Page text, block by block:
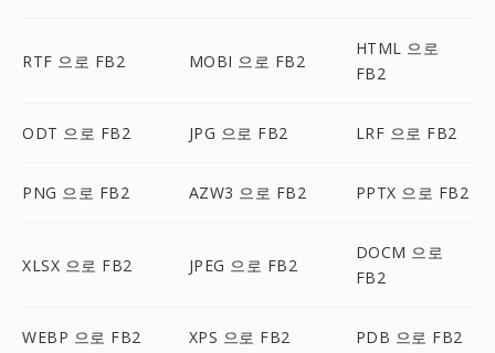
RTF 으로 FB2 MOBI 으로 FB2
HTML 으로
FB2
ODT 으로 FB2 JPG 으로 FB2 LRF 으로 FB2
PNG 으로 FB2 AZW3 으로 FB2 PPTX 으로 FB2
XLSX 으로 FB2 JPEG 으로 FB2
DOCM 으로
FB2
WEBP 으로 FB2 XPS 으로 FB2 PDB 으로 FB2